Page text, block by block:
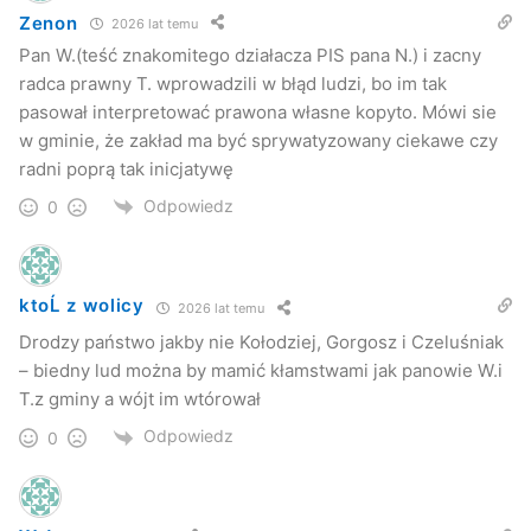
Na początku piątkowego spotkania Wójt Stanisław
Pankiewicz przypomniał mieszkańcom jakie pisma
wpłynęły w przedmiotowej sprawie do Urzędu Gminy oraz
poinformował, że wystąpił do Ministerstwa Infrastruktury z
prośbą o interpretację niejasnych przepisów i, że zwrócił
się do niezależnej kancelarii prawnej, aby ta wydała opinię
w kwestii tego problemu. Jednocześnie Wójt oświadczył,
że sytuacja mieszkańców nie będzie tak wyglądała jak to
przedstawiano na poprzednim spotkaniu z mieszkańcami,
że rozwiązanie będzie dla nich korzystne.
przekonany, że konflikt zostanie rozwiązany na zasadzie
porozumienia stron uczestniczących w tym konflikcie”
Stanisław Pankiewicz tłumaczył mieszkańcom, że na tym
spotkaniu nie jest w stanie w sposób jednoznaczny
problemu do czasu otrzymania opinii z ministerstwa, z
kancelarii prawnej oraz do czasu rozpatrzenia przez
Zenon 2026 lat temu
Pan W.(teść znakomitego działacza PIS pana N.) i zacny
radca prawny T. wprowadzili w błąd ludzi, bo im tak
pasował interpretować prawona własne kopyto. Mówi sie
w gminie, że zakład ma być sprywatyzowany ciekawe czy
radni poprą tak inicjatywę
0 Odpowiedz
ktoĹ z wolicy 2026 lat temu
Drodzy państwo jakby nie Kołodziej, Gorgosz i Czeluśniak
– biedny lud można by mamić kłamstwami jak panowie W.i
T.z gminy a wójt im wtórował
0 Odpowiedz